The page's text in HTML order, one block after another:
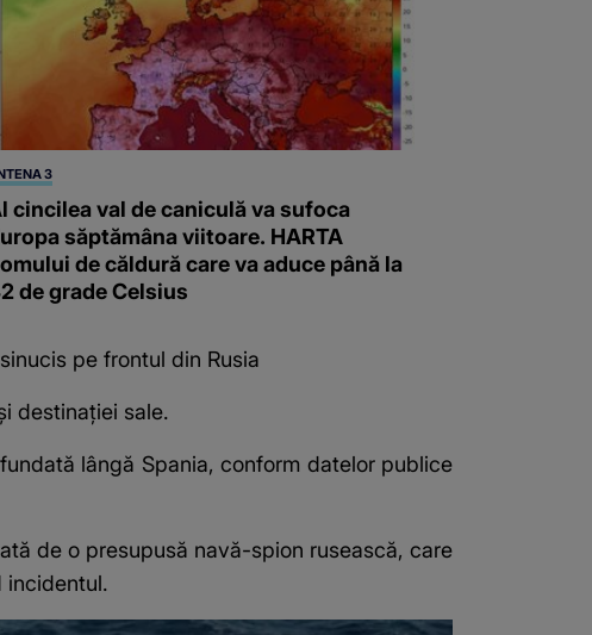
3
cincilea val de caniculă va sufoca
săptămâna viitoare. HARTA
de căldură care va aduce până la
de grade Celsius
pe frontul din Rusia
destinației sale.
lângă Spania, conform datelor publice
de o presupusă navă-spion rusească, care
incidentul.